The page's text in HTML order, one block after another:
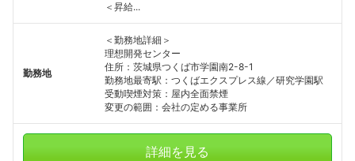
＜昇給...
勤務地
＜勤務地詳細＞
理想開発センター
住所：茨城県つくば市学園南2-8-1
勤務地最寄駅：つくばエクスプレス線／研究学園駅
受動喫煙対策：屋内全面禁煙
変更の範囲：会社の定める事業所
詳細を見る